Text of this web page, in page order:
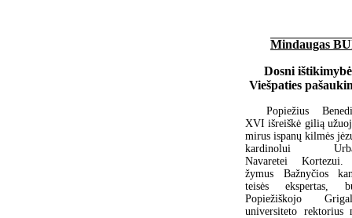
Mindaugas
Dosni ištikimybė
Viešpaties
Popiežius
XVI išreiškė gilią
mirus ispanų kilmės
kardinolui
Navaretei Kortezui.
žymus Bažnyčios
teisės ekspertas,
Popiežiškojo
universiteto rektorius